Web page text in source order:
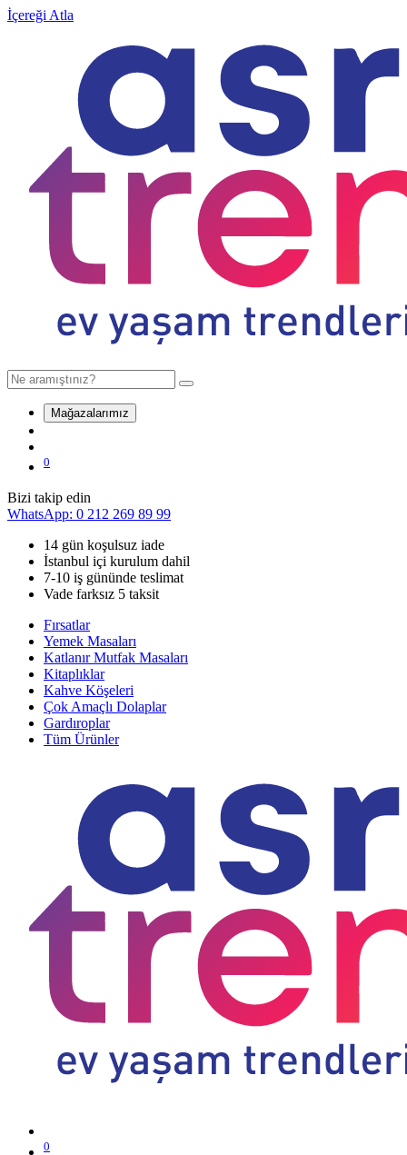
İçereği Atla
Mağazalarımız
0
Bizi takip edin
WhatsApp: 0 212 269 89 99
14 gün koşulsuz iade
İstanbul içi kurulum dahil
7-10 iş gününde teslimat
Vade farksız 5 taksit
Fırsatlar
Yemek Masaları
Katlanır Mutfak Masaları
Kitaplıklar
Kahve Köşeleri
Çok Amaçlı Dolaplar
Gardıroplar
Tüm Ürünler
0